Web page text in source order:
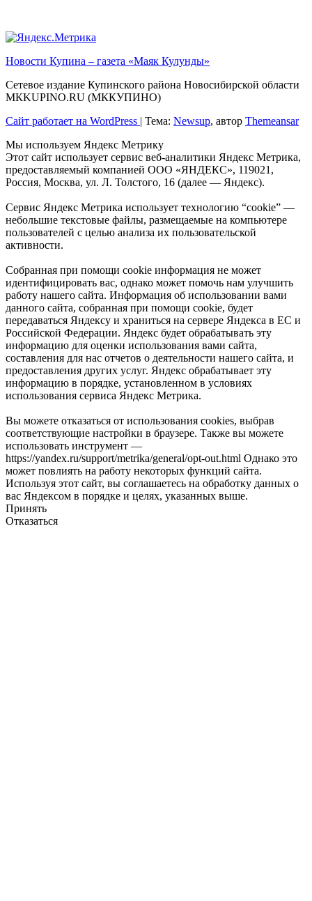
Новости Купина – газета «Маяк Кулунды»
Сетевое издание Купинского района Новосибирской области
МКKUPINO.RU (МККУПИНО)
Сайт работает на WordPress
Тема: Newsup, автор Themeansar
Мы используем Яндекс Метрику
Этот сайт использует сервис веб-аналитики Яндекс Метрика,
предоставляемый компанией ООО «ЯНДЕКС», 119021,
Россия, Москва, ул. Л. Толстого, 16 (далее — Яндекс).
Сервис Яндекс Метрика использует технологию “cookie” —
небольшие текстовые файлы, размещаемые на компьютере
пользователей с целью анализа их пользовательской
активности.
Собранная при помощи cookie информация не может
идентифицировать вас, однако может помочь нам улучшить
работу нашего сайта. Информация об использовании вами
данного сайта, собранная при помощи cookie, будет
передаваться Яндексу и храниться на сервере Яндекса в ЕС и
Российской Федерации. Яндекс будет обрабатывать эту
информацию для оценки использования вами сайта,
составления для нас отчетов о деятельности нашего сайта, и
предоставления других услуг. Яндекс обрабатывает эту
информацию в порядке, установленном в условиях
использования сервиса Яндекс Метрика.
Вы можете отказаться от использования cookies, выбрав
соответствующие настройки в браузере. Также вы можете
использовать инструмент —
https://yandex.ru/support/metrika/general/opt-out.html Однако это
может повлиять на работу некоторых функций сайта.
Используя этот сайт, вы соглашаетесь на обработку данных о
вас Яндексом в порядке и целях, указанных выше.
Принять
Отказаться